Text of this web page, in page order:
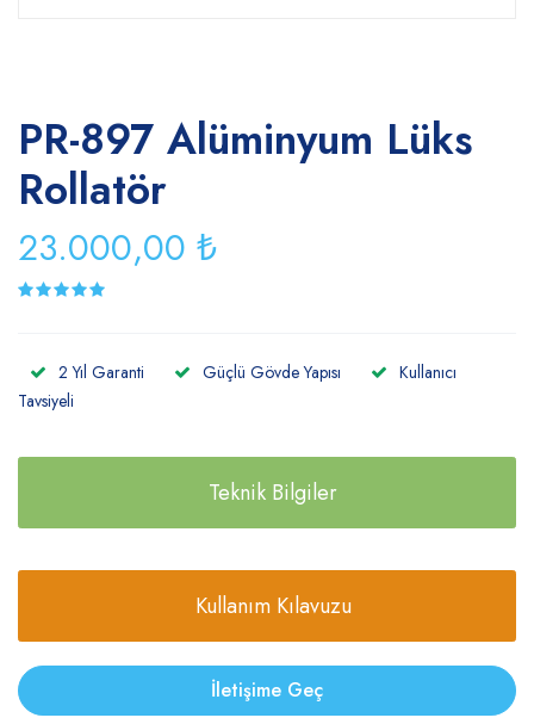
PR-897 Alüminyum Lüks
Rollatör
23.000,00 ₺
2 Yıl Garanti Güçlü Gövde Yapısı
Kullanıcı
Tavsiyeli
Teknik Bilgiler
Kullanım Kılavuzu
İletişime Geç